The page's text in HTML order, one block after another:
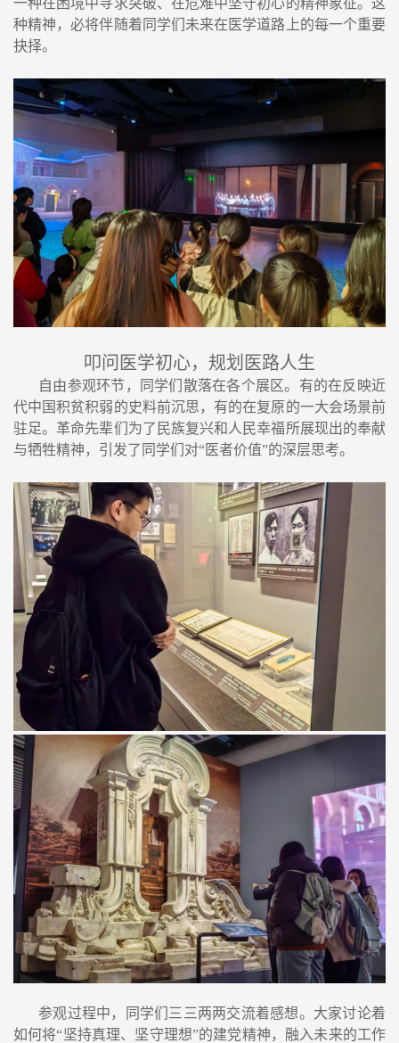
种精神，必将伴随着同学们未来在医学道路上的每一个重要
抉择。
叩问医学初心，规划医路人生
自由参观环节，同学们散落在各个展区。有的在反映近
代中国积贫积弱的史料前沉思，有的在复原的一大会场景前
驻足。革命先辈们为了民族复兴和人民幸福所展现出的奉献
与牺牲精神，引发了同学们对“医者价值”的深层思考。
参观过程中，同学们三三两两交流着感想。大家讨论着
如何将“坚持真理、坚守理想”的建党精神，融入未来的工作